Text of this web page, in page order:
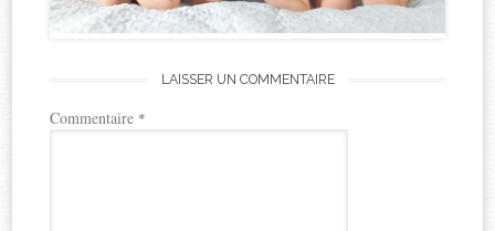
LAISSER UN COMMENTAIRE
Commentaire *